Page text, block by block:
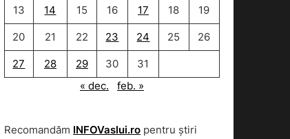
13 14 15 16 17 18 19
20 21 22 23 24 25 26
27 28 29 30
31
« dec.
feb. »
Recomandăm INFOVaslui.ropentru știri